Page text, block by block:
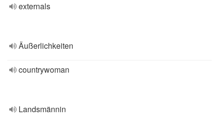
externals
Äußerlichkeiten
countrywoman
Landsmännin